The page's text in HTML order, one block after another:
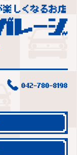
042-780-8198